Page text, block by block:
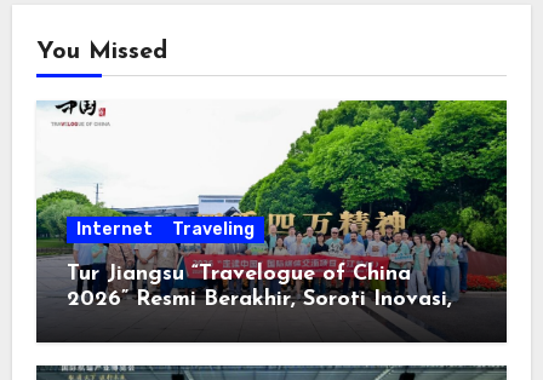
You Missed
Internet Traveling
Tur Jiangsu “Travelogue of China
2026” Resmi Berakhir, Soroti Inovasi,
Keterbukaan, dan Pembangunan
Berorientasi pada Masyarakat